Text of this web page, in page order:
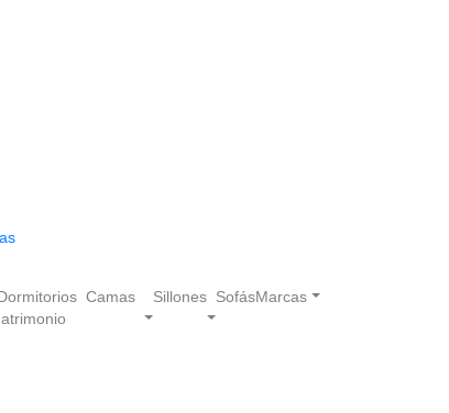
Camas Sillones SofásMarcas